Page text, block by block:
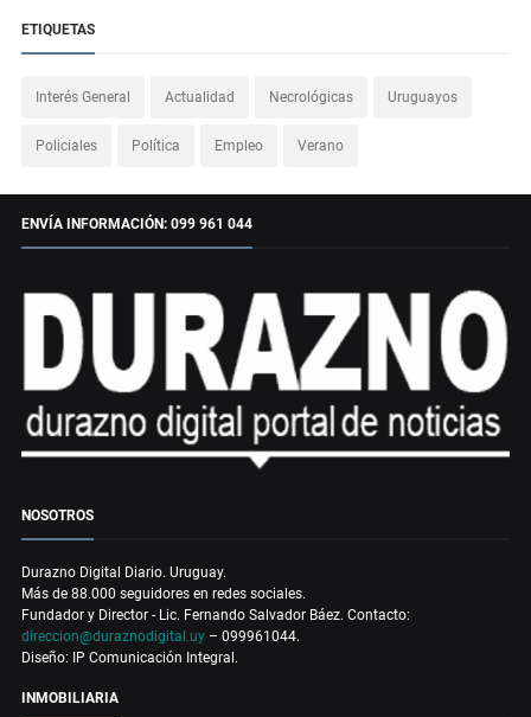
ETIQUETAS
Interés General Actualidad Necrológicas Uruguayos
Policiales Política Empleo Verano
ENVÍA INFORMACIÓN: 099 961 044
NOSOTROS
Durazno Digital Diario. Uruguay.
Más de 88.000 seguidores en redes sociales.
Fundador y Director - Lic. Fernando Salvador Báez. Contacto:
direccion@duraznodigital.uy – 099961044.
Diseño: IP Comunicación Integral.
INMOBILIARIA